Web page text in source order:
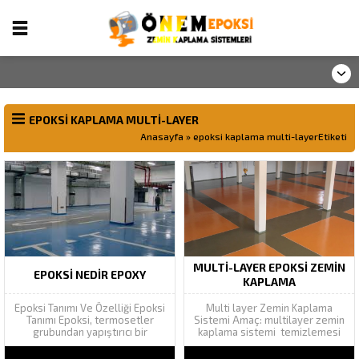
EPOKSI KAPLAMA MULTI-LAYER
Anasayfa » epoksi kaplama multi-layerEtiketi
EPOKSI NEDIR EPOXY
Epoksi Tanımı Ve Özelliği Epoksi
Tanımı Epoksi, termosetler
grubundan yapıştırıcı bir
kimyasal reçinedir. Suya, aside
MULTI-LAYER EPOKSI ZEMIN
KAPLAMA
Multi layer Zemin Kaplama
Sistemi Amaç: multilayer zemin
kaplama sistemi temizlemesi
kolay toz tutmayan genellikle